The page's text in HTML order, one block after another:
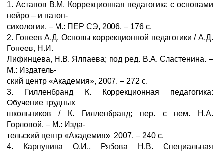
1. Астапов В.М. Коррекционная педагогика с основами
нейро – и патоп-
сихологии. – М.: ПЕР СЭ, 2006. – 176 с.
2. Гонеев А.Д. Основы коррекционной педагогики / А.Д.
Гонеев, Н.И.
Лифинцева, Н.В. Ялпаева; под ред. В.А. Сластенина. –
М.: Издатель-
ский центр «Академия», 2007. – 272 с.
3. Гилленбранд К. Коррекционная педагогика:
Обучение трудных
школьников / К. Гилленбранд; пер. с нем. Н.А.
Горловой. – М.: Изда-
тельский центр «Академия», 2007. – 240 с.
4. Карпунина О.И., Рябова Н.В. Специальная